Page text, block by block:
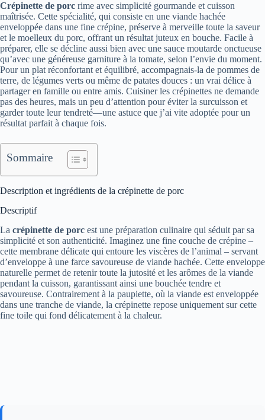
Crépinette de porc rime avec simplicité gourmande et cuisson
maîtrisée. Cette spécialité, qui consiste en une viande hachée
enveloppée dans une fine crépine, préserve à merveille toute la saveur
et le moelleux du porc, offrant un résultat juteux en bouche. Facile à
préparer, elle se décline aussi bien avec une sauce moutarde onctueuse
qu’avec une généreuse garniture à la tomate, selon l’envie du moment.
Pour un plat réconfortant et équilibré, accompagnais-la de pommes de
terre, de légumes verts ou même de patates douces : un vrai délice à
partager en famille ou entre amis. Cuisiner les crépinettes ne demande
pas des heures, mais un peu d’attention pour éviter la surcuisson et
garder toute leur tendreté—une astuce que j’ai vite adoptée pour un
résultat parfait à chaque fois.
Sommaire
Description et ingrédients de la crépinette de porc
Descriptif
La crépinette de porc est une préparation culinaire qui séduit par sa
simplicité et son authenticité. Imaginez une fine couche de crépine –
cette membrane délicate qui entoure les viscères de l’animal – servant
d’enveloppe à une farce savoureuse de viande hachée. Cette enveloppe
naturelle permet de retenir toute la jutosité et les arômes de la viande
pendant la cuisson, garantissant ainsi une bouchée tendre et
savoureuse. Contrairement à la paupiette, où la viande est enveloppée
dans une tranche de viande, la crépinette repose uniquement sur cette
fine toile qui fond délicatement à la chaleur.